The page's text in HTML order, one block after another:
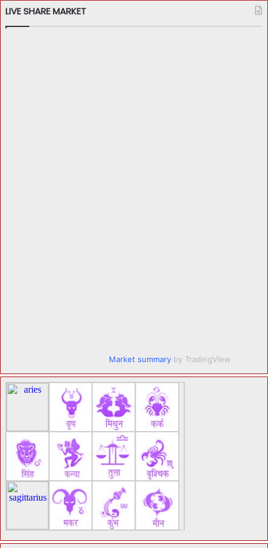
LIVE SHARE MARKET
Market summary by TradingView